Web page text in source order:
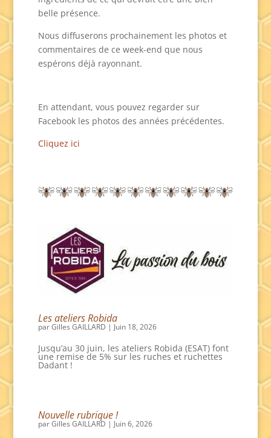
belle présence.
Nous diffuserons prochainement les photos et
commentaires de ce week-end que nous
espérons déjà rayonnant.
En attendant, vous pouvez regarder sur
Facebook les photos des années précédentes.
Cliquez ici
Les ateliers Robida
parGilles GAILLARD | Juin 18, 2026
Jusqu’au 30 juin, les ateliers Robida (ESAT) font
une remise de 5% sur les ruches et ruchettes
Dadant !
Nouvelle rubrique !
parGilles GAILLARD | Juin 6, 2026